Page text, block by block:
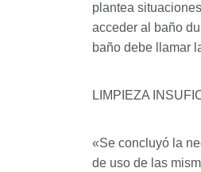
plantea
acceder al baño
baño debe llamar
LIMPIEZA
«Se concluyó la
de uso de las